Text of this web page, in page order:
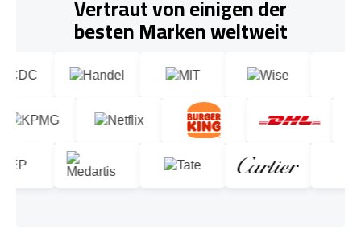
Vertraut von einigen der
besten Marken weltweit